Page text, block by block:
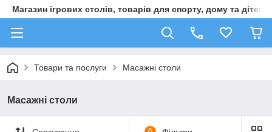
Магазин ігрових столів, товарів для спорту, дому та дітей
Товари та послуги Масажні столи
Масажні столи